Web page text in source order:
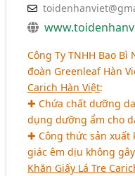
Công Ty TNHH Bao
đoàn Greenleaf Hàn
Carich Hàn Việt:
✚ Chứa chất dưỡng
dụng dưỡng ẩm cho
✚ Công thức sản xuất
giác êm dịu không
Khăn Giấy Lá Tre